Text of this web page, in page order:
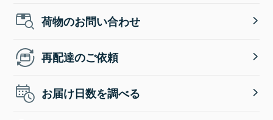
荷物のお問い合わせ
再配達のご依頼
お届け日数を調べる